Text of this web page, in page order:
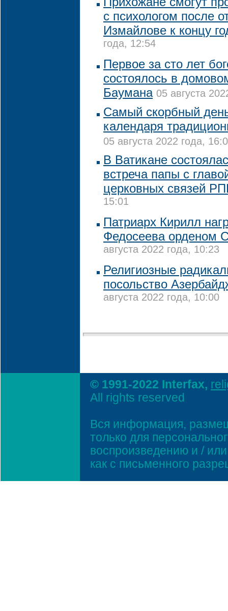
с психологом после
Измайлове к концу
года, 12:54
Первое за сто лет
состоялось в
Баумана 05 августа
Самый скорбный
календаря
05 августа 2022 года,
В Ватикане
встреча папы с
церковных связей
15:01
Патриарх Кирилл
Федосеева орденом
августа 2022 года, 10:23
Религиозные
посольство
августа 2022 года, 10:00
© 1991-2022 Interfax,
All rights reserved
Вся информация,
только для
воспроизведению и /
как с письменного